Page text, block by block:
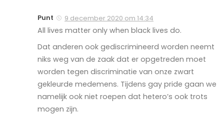
Punt 9 december 2020 om 14:34
All lives matter only when black lives do.
Dat anderen ook gediscrimineerd worden neemt
niks weg van de zaak dat er opgetreden moet
worden tegen discriminatie van onze zwart
gekleurde medemens. Tijdens gay pride gaan we
namelijk ook niet roepen dat hetero’s ook trots
mogen zijn.